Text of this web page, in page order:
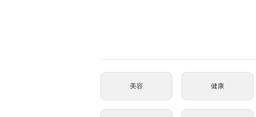
美容 健康